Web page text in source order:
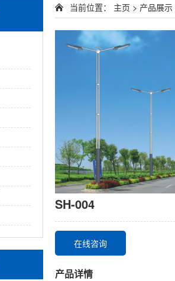
当前位置： 主页 > 产品展示
SH-004
在线咨询
产品详情